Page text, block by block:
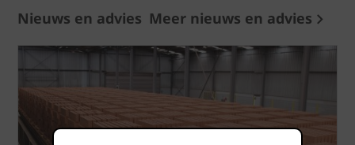
Nieuws en advies Meer nieuws en advies